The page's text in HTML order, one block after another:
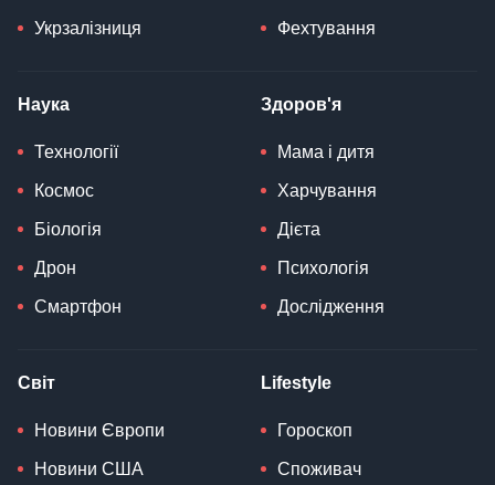
Укрзалізниця Фехтування
Наука
Технології
Космос
Біологія
Дрон
Смартфон
Здоров'я
Мама і дитя
Харчування
Дієта
Психологія
Дослідження
Світ
Новини Європи
Новини США
Lifestyle
Гороскоп
Споживач